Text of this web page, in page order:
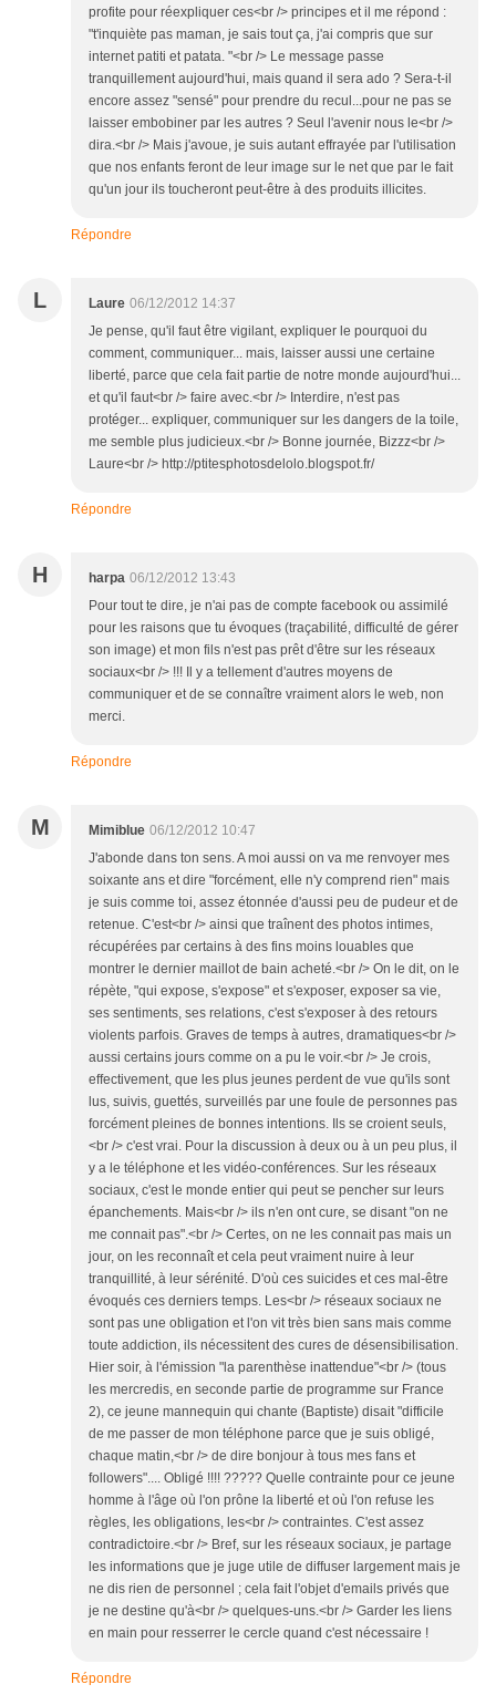
profite pour réexpliquer ces<br /> principes et il me répond :
"t'inquiète pas maman, je sais tout ça, j'ai compris que sur
internet patiti et patata. "<br /> Le message passe
tranquillement aujourd'hui, mais quand il sera ado ? Sera-t-il
encore assez "sensé" pour prendre du recul...pour ne pas se
laisser embobiner par les autres ? Seul l'avenir nous le<br />
dira.<br /> Mais j'avoue, je suis autant effrayée par l'utilisation
que nos enfants feront de leur image sur le net que par le fait
qu'un jour ils toucheront peut-être à des produits illicites.
Répondre
L Laure 06/12/2012 14:37
Je pense, qu'il faut être vigilant, expliquer le pourquoi du
comment, communiquer... mais, laisser aussi une certaine
liberté, parce que cela fait partie de notre monde aujourd'hui...
et qu'il faut<br /> faire avec.<br /> Interdire, n'est pas
protéger... expliquer, communiquer sur les dangers de la toile,
me semble plus judicieux.<br /> Bonne journée, Bizzz<br />
Laure<br /> http://ptitesphotosdelolo.blogspot.fr/
Répondre
H harpa 06/12/2012 13:43
Pour tout te dire, je n'ai pas de compte facebook ou assimilé
pour les raisons que tu évoques (traçabilité, difficulté de gérer
son image) et mon fils n'est pas prêt d'être sur les réseaux
sociaux<br /> !!! Il y a tellement d'autres moyens de
communiquer et de se connaître vraiment alors le web, non
merci.
Répondre
M Mimiblue 06/12/2012 10:47
J'abonde dans ton sens. A moi aussi on va me renvoyer mes
soixante ans et dire "forcément, elle n'y comprend rien" mais
je suis comme toi, assez étonnée d'aussi peu de pudeur et de
retenue. C'est<br /> ainsi que traînent des photos intimes,
récupérées par certains à des fins moins louables que
montrer le dernier maillot de bain acheté.<br /> On le dit, on le
répète, "qui expose, s'expose" et s'exposer, exposer sa vie,
ses sentiments, ses relations, c'est s'exposer à des retours
violents parfois. Graves de temps à autres, dramatiques<br />
aussi certains jours comme on a pu le voir.<br /> Je crois,
effectivement, que les plus jeunes perdent de vue qu'ils sont
lus, suivis, guettés, surveillés par une foule de personnes pas
forcément pleines de bonnes intentions. Ils se croient seuls,
<br /> c'est vrai. Pour la discussion à deux ou à un peu plus, il
y a le téléphone et les vidéo-conférences. Sur les réseaux
sociaux, c'est le monde entier qui peut se pencher sur leurs
épanchements. Mais<br /> ils n'en ont cure, se disant "on ne
me connait pas".<br /> Certes, on ne les connait pas mais un
jour, on les reconnaît et cela peut vraiment nuire à leur
tranquillité, à leur sérénité. D'où ces suicides et ces mal-être
évoqués ces derniers temps. Les<br /> réseaux sociaux ne
sont pas une obligation et l'on vit très bien sans mais comme
toute addiction, ils nécessitent des cures de désensibilisation.
Hier soir, à l'émission "la parenthèse inattendue"<br /> (tous
les mercredis, en seconde partie de programme sur France
2), ce jeune mannequin qui chante (Baptiste) disait "difficile
de me passer de mon téléphone parce que je suis obligé,
chaque matin,<br /> de dire bonjour à tous mes fans et
followers".... Obligé !!!! ????? Quelle contrainte pour ce jeune
homme à l'âge où l'on prône la liberté et où l'on refuse les
règles, les obligations, les<br /> contraintes. C'est assez
contradictoire.<br /> Bref, sur les réseaux sociaux, je partage
les informations que je juge utile de diffuser largement mais je
ne dis rien de personnel ; cela fait l'objet d'emails privés que
je ne destine qu'à<br /> quelques-uns.<br /> Garder les liens
en main pour resserrer le cercle quand c'est nécessaire !
Répondre